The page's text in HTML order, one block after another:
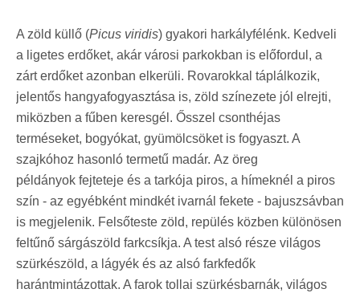
A zöld küllő (Picus viridis) gyakori harkályfélénk. Kedveli
a ligetes erdőket, akár városi parkokban is előfordul, a
zárt erdőket azonban elkerüli. Rovarokkal táplálkozik,
jelentős hangyafogyasztása is, zöld színezete jól elrejti,
miközben a fűben keresgél. Ősszel csonthéjas
terméseket, bogyókat, gyümölcsöket is fogyaszt. A
szajkóhoz hasonló termetű madár. Az öreg
példányok fejteteje és a tarkója piros, a hímeknél a piros
szín - az egyébként mindkét ivarnál fekete - bajuszsávban
is megjelenik. Felsőteste zöld, repülés közben különösen
feltűnő sárgászöld farkcsíkja. A test alsó része világos
szürkészöld, a lágyék és az alsó farkfedők
harántmintázottak. A farok tollai szürkésbarnák, világos